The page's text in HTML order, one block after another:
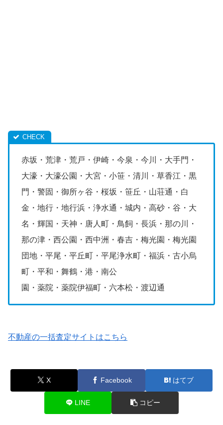
赤坂・荒津・荒戸・伊崎・今泉・今川・大手門・
大濠・大濠公園・大宮・小笹・清川・草香江・黒
門・警固・御所ヶ谷・桜坂・笹丘・山荘通・白
金・地行・地行浜・浄水通・城内・高砂・谷・大
名・輝国・天神・唐人町・鳥飼・長浜・那の川・
那の津・西公園・西中洲・春吉・梅光園・梅光園
団地・平尾・平丘町・平尾浄水町・福浜・古小烏
町・平和・舞鶴・港・南公
園・薬院・薬院伊福町・六本松・渡辺通
不動産の一括査定サイトはこちら
X Facebook はてブ
LINE コピー